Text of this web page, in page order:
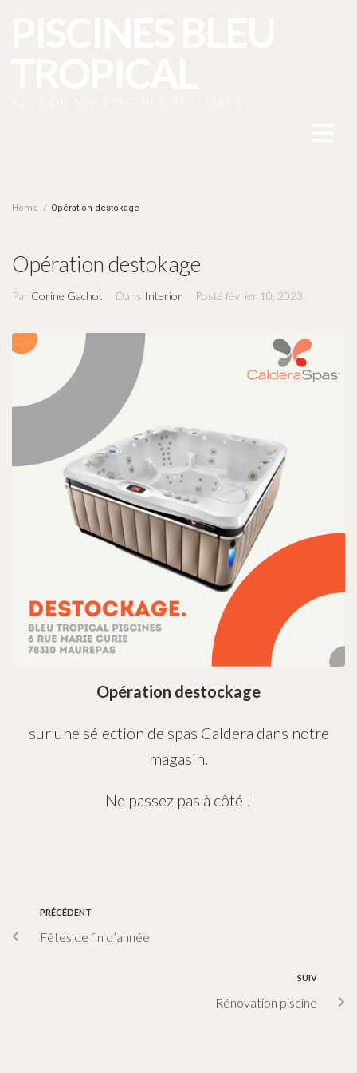
NOTRE MAGASIN A MAUREPAS
NOS PISCINES BETON
NOS PISCINES COQUE
NOS ABRIS PISCINES
MA PISCINE
ACHAT SPA DANS LES YVELINES
NOS SAUNAS
AUTOUR DE LA PISCINE
Home / Opération destokage
Opération destokage
Par Corine Gachot Dans Interior Posté février 10, 2023
Opération destockage
sur une sélection de spas Caldera dans notre
magasin.
Ne passez pas à côté !
PRÉCÉDENT
Fêtes de fin d’année
SUIV
Rénovation piscine